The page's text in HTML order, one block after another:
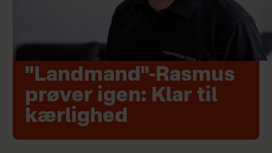
"Landmand"-Rasmus
prøver igen: Klar til
kærlighed